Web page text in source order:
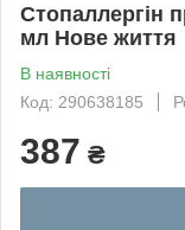
Стопаллергін
мл Нове життя
В наявності
Код: 290638185
387 ₴